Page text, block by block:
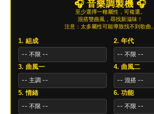
🎧 音樂調製機 🎧
至少選擇一種屬性，可複選。
混搭雙曲風，尋找新滋味！
注意：太多屬性可能導致找不到歌曲。
1. 組成 2. 年代
3. 曲風一 4. 曲風二
5. 情緒 6. 功能